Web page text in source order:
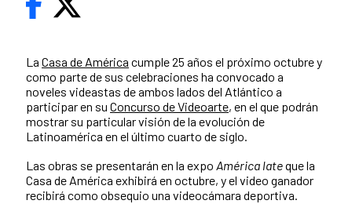
La Casa de América cumple 25 años el próximo octubre y
como parte de sus celebraciones ha convocado a
noveles videastas de ambos lados del Atlántico a
participar en su Concurso de Videoarte, en el que podrán
mostrar su particular visión de la evolución de
Latinoamérica en el último cuarto de siglo.
Las obras se presentarán en la expo América lateque la
Casa de América exhibirá en octubre, y el video ganador
recibirá como obsequio una videocámara deportiva.